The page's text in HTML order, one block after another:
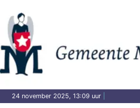
24 november 2025, 13:09 uur